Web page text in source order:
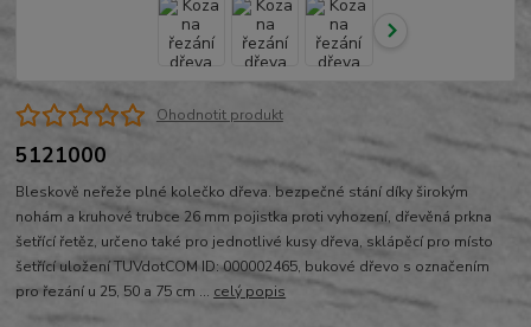
Ohodnotit produkt
5121000
Bleskově neřeže plné kolečko dřeva. bezpečné stání díky širokým
nohám a kruhové trubce 26 mm pojistka proti vyhození, dřevěná prkna
šetřící řetěz, určeno také pro jednotlivé kusy dřeva, sklápěcí pro místo
šetřící uložení TUVdotCOM ID: 000002465, bukové dřevo s označením
pro řezání u 25, 50 a 75 cm ... celý popis